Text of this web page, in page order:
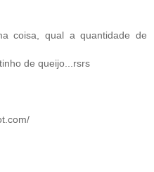
coisa, qual a quantidade de
de queijo...rsrs